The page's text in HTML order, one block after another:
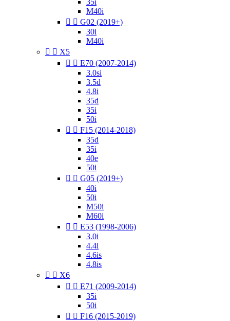
35i
M40i
  G02 (2019+)
30i
M40i
  X5
  E70 (2007-2014)
3.0si
3.5d
4.8i
35d
35i
50i
  F15 (2014-2018)
35d
35i
40e
50i
  G05 (2019+)
40i
50i
M50i
M60i
  E53 (1998-2006)
3.0i
4.4i
4.6is
4.8is
  X6
  E71 (2009-2014)
35i
50i
  F16 (2015-2019)